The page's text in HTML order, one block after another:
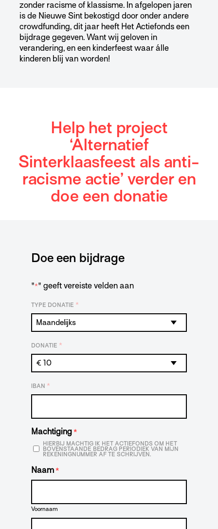
zonder racisme of klassisme. In afgelopen jaren
is de Nieuwe Sint bekostigd door onder andere
crowdfunding, dit jaar heeft Het Actiefonds een
bijdrage gegeven. Want wij geloven in
verandering, en een kinderfeest waar álle
kinderen blij van worden!
Help het project
‘Alternatief
Sinterklaasfeest als anti-
racisme actie’ verder en
doe een donatie
Doe een bijdrage
"*" geeft vereiste velden aan
TYPE DONATIE *
DONATIE *
IBAN *
Machtiging *
HIERBIJ MACHTIG IK HET ACTIEFONDS OM HET
BOVENSTAANDE BEDRAG PERIODIEK VAN MIJN
REKENINGNUMMER AF TE SCHRIJVEN.
Naam *
Voornaam